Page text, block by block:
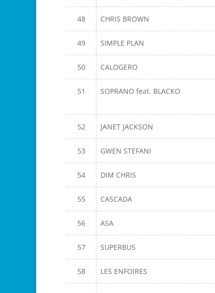
48 CHRIS BROWN
49 SIMPLE PLAN
50 CALOGERO
51 SOPRANO feat. BLACKO
52 JANET JACKSON
53 GWEN STEFANI
54 DIM CHRIS
55 CASCADA
56 ASA
57 SUPERBUS
58 LES ENFOIRES